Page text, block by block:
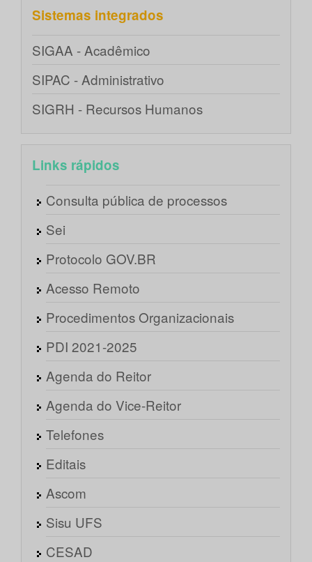
Sistemas integrados
SIGAA - Acadêmico
SIPAC - Administrativo
SIGRH - Recursos Humanos
Links rápidos
Consulta pública de processos
Sei
Protocolo GOV.BR
Acesso Remoto
Procedimentos Organizacionais
PDI 2021-2025
Agenda do Reitor
Agenda do Vice-Reitor
Telefones
Editais
Ascom
Sisu UFS
CESAD